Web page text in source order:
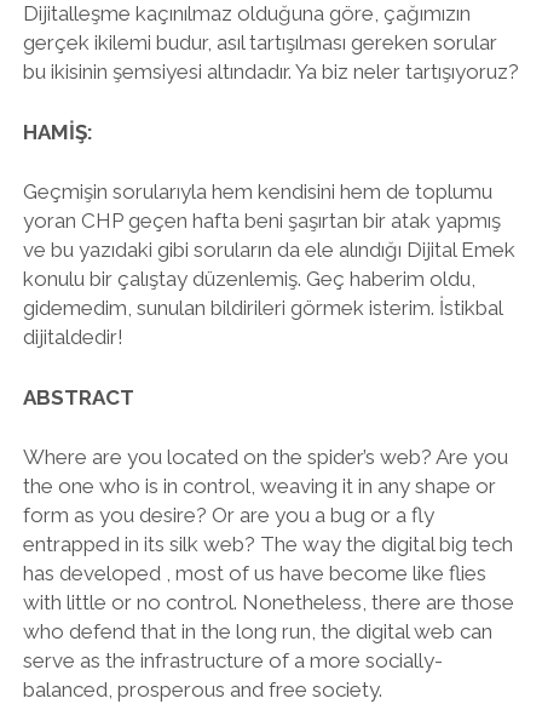
Dijitalleşme kaçınılmaz olduğuna göre, çağımızın
gerçek ikilemi budur, asıl tartışılması gereken sorular
bu ikisinin şemsiyesi altındadır. Ya biz neler tartışıyoruz?
HAMİŞ:
Geçmişin sorularıyla hem kendisini hem de toplumu
yoran CHP geçen hafta beni şaşırtan bir atak yapmış
ve bu yazıdaki gibi soruların da ele alındığı Dijital Emek
konulu bir çalıştay düzenlemiş. Geç haberim oldu,
gidemedim, sunulan bildirileri görmek isterim. İstikbal
dijitaldedir!
ABSTRACT
Where are you located on the spider’s web? Are you
the one who is in control, weaving it in any shape or
form as you desire? Or are you a bug or a fly
entrapped in its silk web? The way the digital big tech
has developed , most of us have become like flies
with little or no control. Nonetheless, there are those
who defend that in the long run, the digital web can
serve as the infrastructure of a more socially-
balanced, prosperous and free society.